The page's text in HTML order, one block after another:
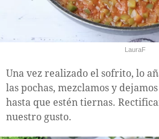
LauraF
Una vez realizado el sofrito, lo
las pochas, mezclamos y
hasta que estén tiernas.
nuestro gusto.